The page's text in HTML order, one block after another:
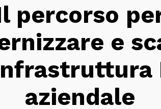
percorso
e
aziendale